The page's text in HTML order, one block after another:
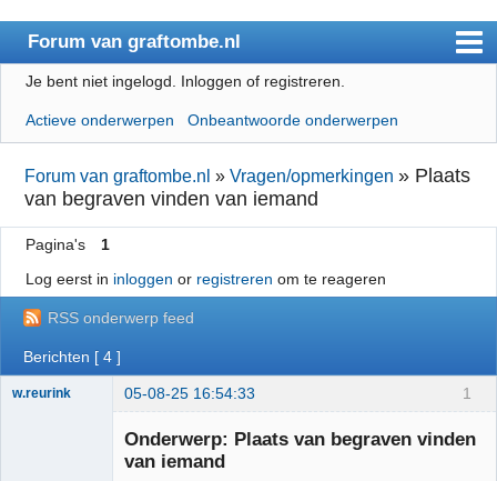
Forum van graftombe.nl
Index
Gebruikerslijst
Regels
Zoeken
Registreren
Inloggen
Je bent niet ingelogd. Inloggen of registreren.
Actieve onderwerpen Onbeantwoorde onderwerpen
Forum van graftombe.nl »Vragen/opmerkingen » Plaats
van begraven vinden van iemand
Pagina's
1
Log eerst in inloggen or registreren om te reageren
RSS onderwerp feed
Berichten [ 4 ]
1
w.reurink 05-08-25 16:54:33
Onderwerp: Plaats van begraven vinden
van iemand